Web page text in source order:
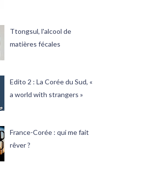
Ttongsul, l'alcool de
matières fécales
Edito 2 : La Corée du Sud, «
a world with strangers »
France-Corée : qui me fait
rêver ?